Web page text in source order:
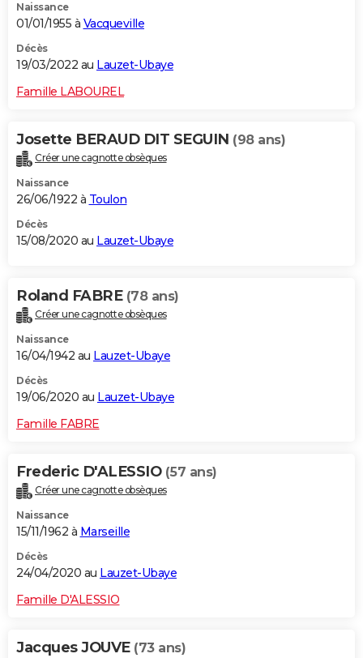
Naissance
01/01/1955 à Vacqueville
Décès
19/03/2022 au Lauzet-Ubaye
Famille LABOUREL
Josette BERAUD DIT SEGUIN (98 ans)
Créer une cagnotte obsèques
Naissance
26/06/1922 à Toulon
Décès
15/08/2020 au Lauzet-Ubaye
Roland FABRE (78 ans)
Créer une cagnotte obsèques
Naissance
16/04/1942 au Lauzet-Ubaye
Décès
19/06/2020 au Lauzet-Ubaye
Famille FABRE
Frederic D'ALESSIO (57 ans)
Créer une cagnotte obsèques
Naissance
15/11/1962 à Marseille
Décès
24/04/2020 au Lauzet-Ubaye
Famille D'ALESSIO
Jacques JOUVE (73 ans)